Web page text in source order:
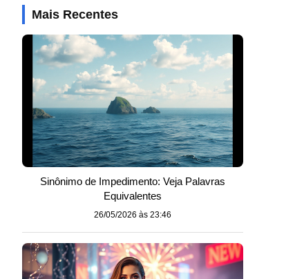
Mais Recentes
Sinônimo de Impedimento: Veja Palavras
Equivalentes
26/05/2026 às 23:46